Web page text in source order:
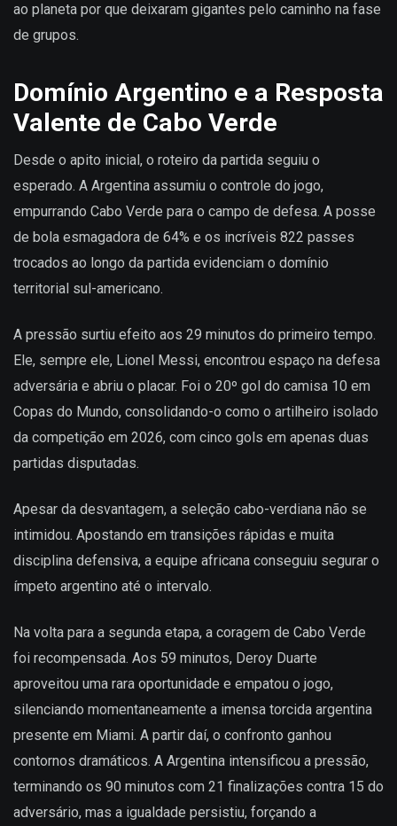
ao planeta por que deixaram gigantes pelo caminho na fase
de grupos.
Domínio Argentino e a Resposta
Valente de Cabo Verde
Desde o apito inicial, o roteiro da partida seguiu o
esperado. A Argentina assumiu o controle do jogo,
empurrando Cabo Verde para o campo de defesa. A posse
de bola esmagadora de 64% e os incríveis 822 passes
trocados ao longo da partida evidenciam o domínio
territorial sul-americano.
A pressão surtiu efeito aos 29 minutos do primeiro tempo.
Ele, sempre ele, Lionel Messi, encontrou espaço na defesa
adversária e abriu o placar. Foi o 20º gol do camisa 10 em
Copas do Mundo, consolidando-o como o artilheiro isolado
da competição em 2026, com cinco gols em apenas duas
partidas disputadas.
Apesar da desvantagem, a seleção cabo-verdiana não se
intimidou. Apostando em transições rápidas e muita
disciplina defensiva, a equipe africana conseguiu segurar o
ímpeto argentino até o intervalo.
Na volta para a segunda etapa, a coragem de Cabo Verde
foi recompensada. Aos 59 minutos, Deroy Duarte
aproveitou uma rara oportunidade e empatou o jogo,
silenciando momentaneamente a imensa torcida argentina
presente em Miami. A partir daí, o confronto ganhou
contornos dramáticos. A Argentina intensificou a pressão,
terminando os 90 minutos com 21 finalizações contra 15 do
adversário, mas a igualdade persistiu, forçando a